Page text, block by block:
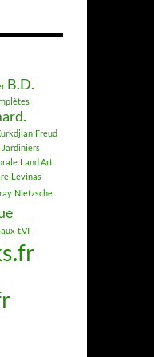
B.D.
Freud
Jardiniers
Land Art
Levinas
Nietzsche
t.VI